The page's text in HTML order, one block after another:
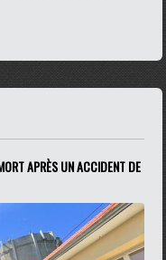
APRÈS UN ACCIDENT DE